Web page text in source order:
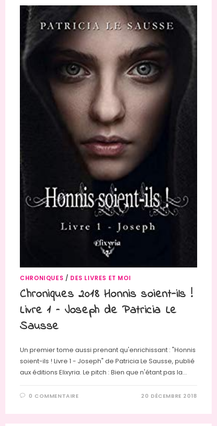
CHRONIQUES / DES LIVRES ET MOI
Chroniques 2018 Honnis soient-ils !
Livre 1 – Joseph de Patricia Le
Sausse
Un premier tome aussi prenant qu'enrichissant : "Honnis
soient-ils ! Livre 1 - Joseph" de Patricia Le Sausse, publié
aux éditions Elixyria. Le pitch : Bien que n'étant pas la…
0 COMMENTAIRE 20 DÉCEMBRE 2018